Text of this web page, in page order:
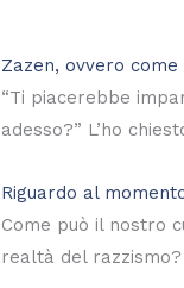
Zazen, ovvero
“Ti piacerebbe
adesso?” L’ho
Riguardo al
Come può il nostro
realtà del razzismo?